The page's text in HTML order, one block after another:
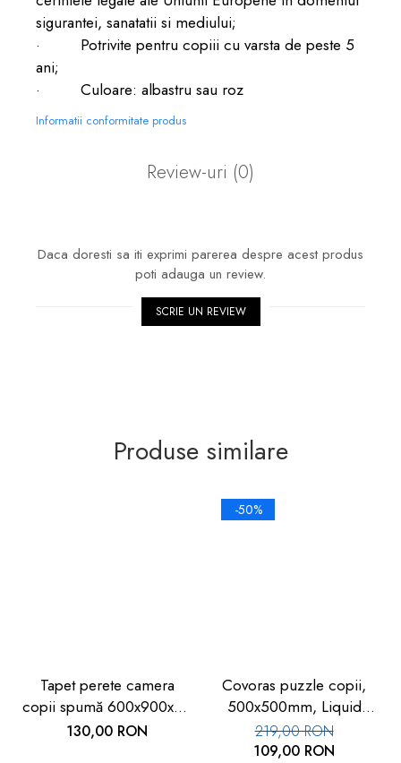
sigurantei, sanatatii si mediului;
· Potrivite pentru copiii cu varsta de peste 5
ani;
· Culoare: albastru sau roz
Informatii conformitate produs
Review-uri (0)
Daca doresti sa iti exprimi parerea despre acest produs
poti adauga un review.
SCRIE UN REVIEW
Produse similare
Tapet perete camera
copii spumă 600x900x9 -
Siguranță copii
130,00 RON
-50%
Covoras puzzle copii,
500x500mm, Liquid
Floor
219,00 RON
109,00 RON